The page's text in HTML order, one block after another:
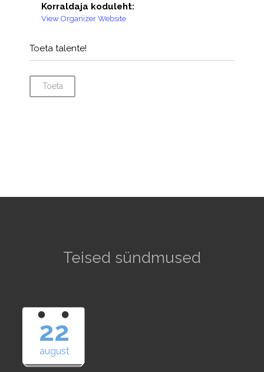
Korraldaja koduleht:
View Organizer Website
Toeta talente!
Toeta
Teised sündmused
22
august